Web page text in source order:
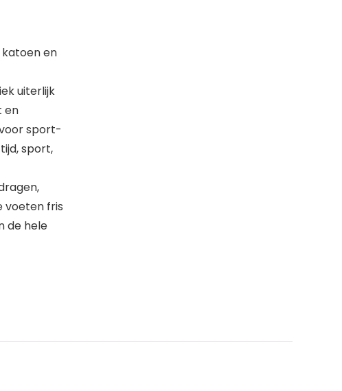
katoen en
uiterlijk
en
sport-
sport,
voeten fris
de hele